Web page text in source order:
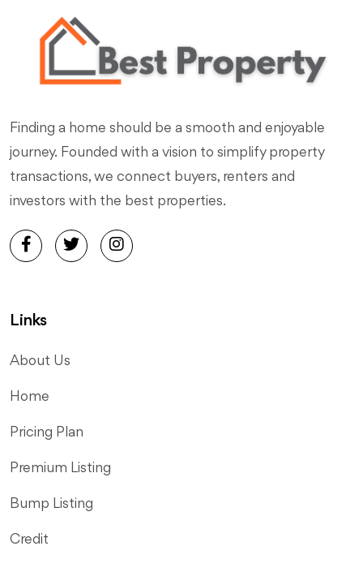
Finding a home should be a smooth and enjoyable
journey. Founded with a vision to simplify property
transactions, we connect buyers, renters and
investors with the best properties.
Links
About Us
Home
Pricing Plan
Premium Listing
Bump Listing
Credit